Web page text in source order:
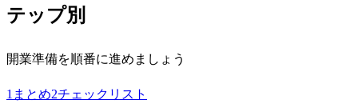
テップ別
開業準備を順番に進めましょう
1 まとめ2チェックリスト